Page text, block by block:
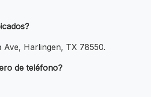
Ave, Harlingen, TX 78550.
de teléfono?